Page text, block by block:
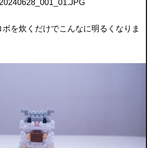
を炊くだけでこんなに明るくなりま